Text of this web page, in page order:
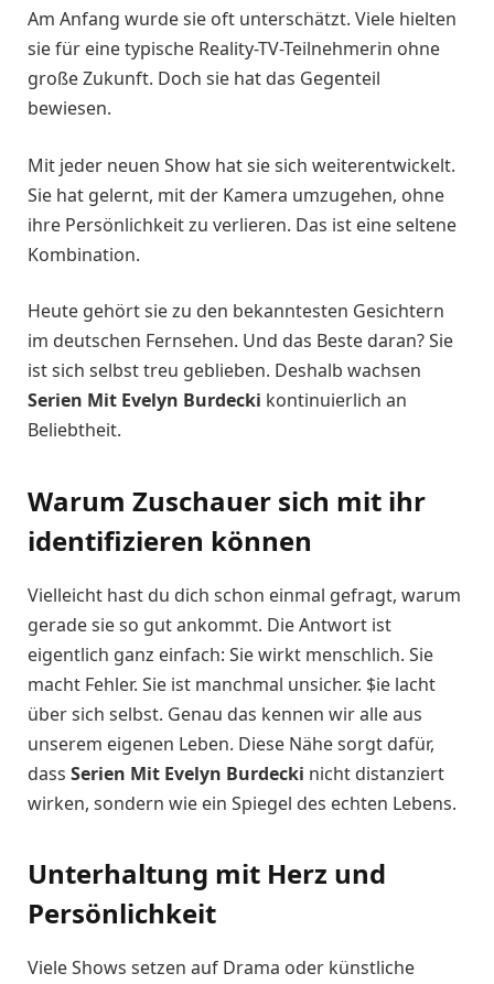
Am Anfang wurde sie oft unterschätzt. Viele hielten
sie für eine typische Reality-TV-Teilnehmerin ohne
große Zukunft. Doch sie hat das Gegenteil
bewiesen.
Mit jeder neuen Show hat sie sich weiterentwickelt.
Sie hat gelernt, mit der Kamera umzugehen, ohne
ihre Persönlichkeit zu verlieren. Das ist eine seltene
Kombination.
Heute gehört sie zu den bekanntesten Gesichtern
im deutschen Fernsehen. Und das Beste daran? Sie
ist sich selbst treu geblieben. Deshalb wachsen
Serien Mit Evelyn Burdecki kontinuierlich an
Beliebtheit.
Warum Zuschauer sich mit ihr
identifizieren können
Vielleicht hast du dich schon einmal gefragt, warum
gerade sie so gut ankommt. Die Antwort ist
eigentlich ganz einfach: Sie wirkt menschlich. Sie
macht Fehler. Sie ist manchmal unsicher. $ie lacht
über sich selbst. Genau das kennen wir alle aus
unserem eigenen Leben. Diese Nähe sorgt dafür,
dass Serien Mit Evelyn Burdecki nicht distanziert
wirken, sondern wie ein Spiegel des echten Lebens.
Unterhaltung mit Herz und
Persönlichkeit
Viele Shows setzen auf Drama oder künstliche